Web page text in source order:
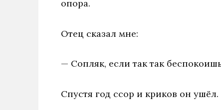
опора.
Отец сказал мне:
— Сопляк, если так так
Спустя год ссор и криков он